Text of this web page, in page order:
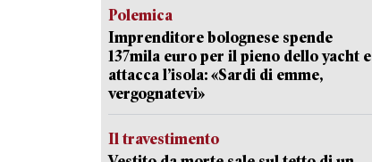
Polemica
Imprenditore bolognese spende
137mila euro per il pieno dello yacht e
attacca l’isola: «Sardi di emme,
vergognatevi»
Il travestimento